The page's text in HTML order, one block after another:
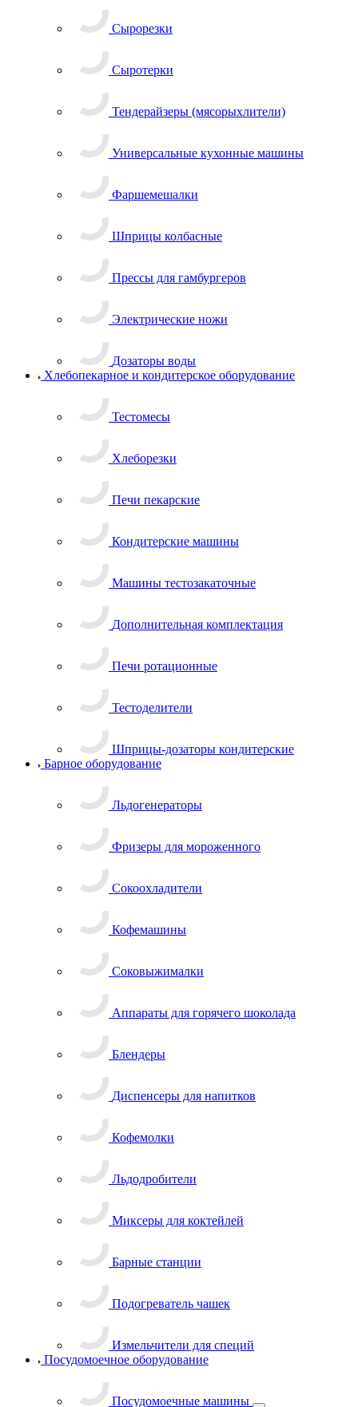
Сырорезки
Сыротерки
Тендерайзеры (мясорыхлители)
Универсальные кухонные машины
Фаршемешалки
Шприцы колбасные
Прессы для гамбургеров
Электрические ножи
Дозаторы воды
Хлебопекарное и кондитерское оборудование
Тестомесы
Хлеборезки
Печи пекарские
Кондитерские машины
Машины тестозакаточные
Дополнительная комплектация
Печи ротационные
Тестоделители
Шприцы-дозаторы кондитерские
Барное оборудование
Льдогенераторы
Фризеры для мороженного
Сокоохладители
Кофемашины
Соковыжималки
Аппараты для горячего шоколада
Блендеры
Диспенсеры для напитков
Кофемолки
Льдодробители
Миксеры для коктейлей
Барные станции
Подогреватель чашек
Измельчители для специй
Посудомоечное оборудование
Посудомоечные машины